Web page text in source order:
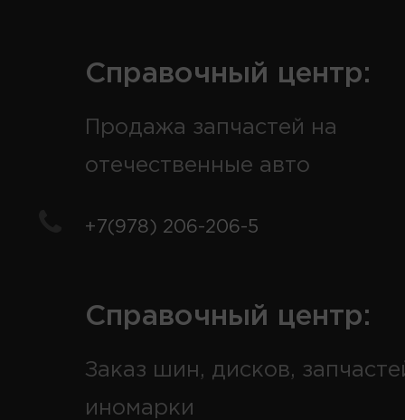
Справочный центр:
Продажа запчастей на
отечественные авто
+7(978) 206-206-5
Справочный центр:
Заказ шин, дисков,
иномарки